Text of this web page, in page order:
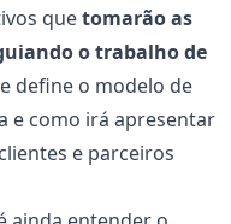
quetomarão as
o trabalho de
define o modelo de
e como irá apresentar
e parceiros